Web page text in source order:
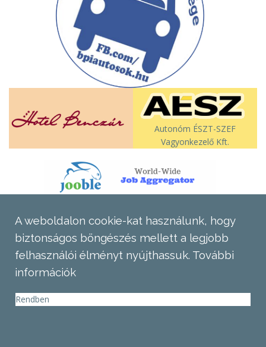
Autonóm ÉSZT-SZEF
Vagyonkezelő Kft.
A weboldalon cookie-kat használunk, hogy
biztonságos böngészés mellett a legjobb
felhasználói élményt nyújthassuk. További
információk
Rendben